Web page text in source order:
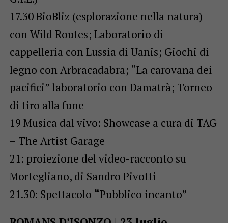
17.30 BioBliz (esplorazione nella natura)
con Wild Routes; Laboratorio di
cappelleria con Lussia di Uanis; Giochi di
legno con Arbracadabra; “La carovana dei
pacifici” laboratorio con Damatrà; Torneo
di tiro alla fune
19 Musica dal vivo: Showcase a cura di TAG
– The Artist Garage
21: proiezione del video-racconto su
Mortegliano, di Sandro Pivotti
21.30: Spettacolo “Pubblico incanto”